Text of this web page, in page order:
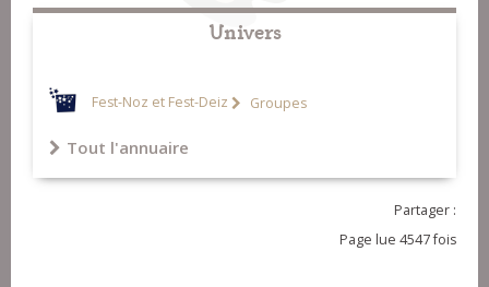
Univers
Fest-Noz et Fest-Deiz Groupes
Tout l'annuaire
Partager :
Page lue 4547 fois